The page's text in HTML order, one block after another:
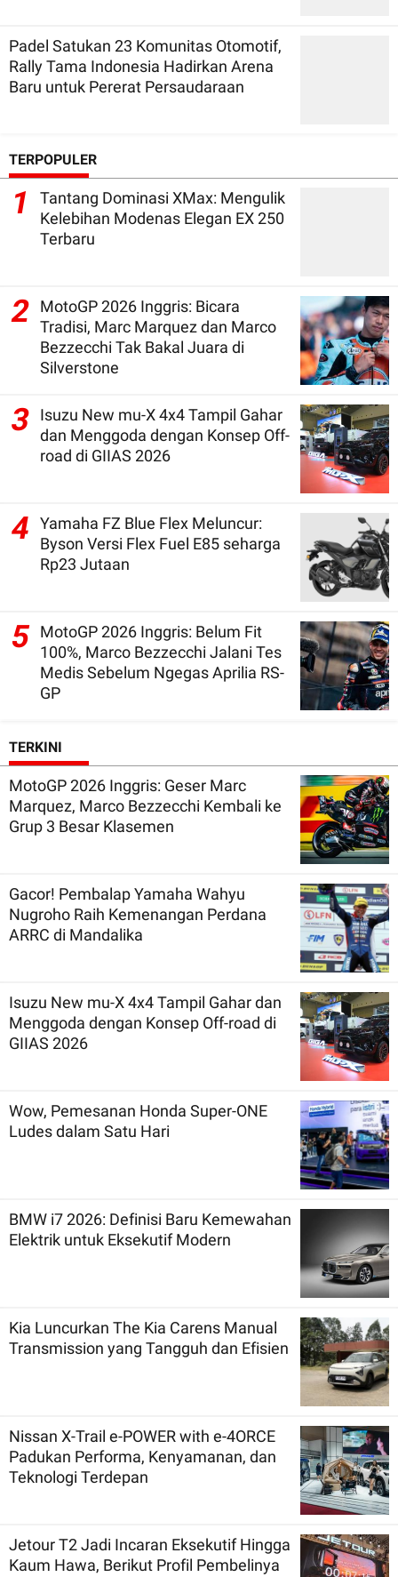
Padel Satukan 23 Komunitas Otomotif,
Rally Tama Indonesia Hadirkan Arena
Baru untuk Pererat Persaudaraan
TERPOPULER
1
Tantang Dominasi XMax: Mengulik
Kelebihan Modenas Elegan EX 250
Terbaru
2
MotoGP 2026 Inggris: Bicara
Tradisi, Marc Marquez dan Marco
Bezzecchi Tak Bakal Juara di
Silverstone
3
Isuzu New mu-X 4x4 Tampil Gahar
dan Menggoda dengan Konsep Off-
road di GIIAS 2026
4
Yamaha FZ Blue Flex Meluncur:
Byson Versi Flex Fuel E85 seharga
Rp23 Jutaan
5 MotoGP 2026 Inggris: Belum Fit
100%, Marco Bezzecchi Jalani Tes
Medis Sebelum Ngegas Aprilia RS-
GP
TERKINI
MotoGP 2026 Inggris: Geser Marc
Marquez, Marco Bezzecchi Kembali ke
Grup 3 Besar Klasemen
Gacor! Pembalap Yamaha Wahyu
Nugroho Raih Kemenangan Perdana
ARRC di Mandalika
Isuzu New mu-X 4x4 Tampil Gahar dan
Menggoda dengan Konsep Off-road di
GIIAS 2026
Wow, Pemesanan Honda Super-ONE
Ludes dalam Satu Hari
BMW i7 2026: Definisi Baru Kemewahan
Elektrik untuk Eksekutif Modern
Kia Luncurkan The Kia Carens Manual
Transmission yang Tangguh dan Efisien
Nissan X-Trail e-POWER with e-4ORCE
Padukan Performa, Kenyamanan, dan
Teknologi Terdepan
Jetour T2 Jadi Incaran Eksekutif Hingga
Kaum Hawa, Berikut Profil Pembelinya